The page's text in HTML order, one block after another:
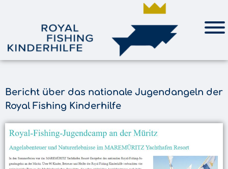
Bericht über das nationale Jugendangeln der
Royal Fishing Kinderhilfe